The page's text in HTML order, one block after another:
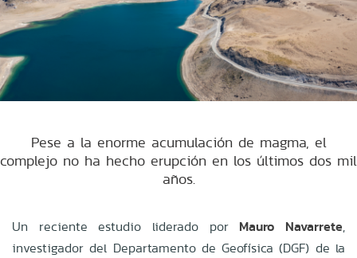
Pese a la enorme acumulación de magma, el
complejo no ha hecho erupción en los últimos dos mil
años.
Un reciente estudio liderado por Mauro Navarrete,
investigador del Departamento de Geofísica (DGF) de la